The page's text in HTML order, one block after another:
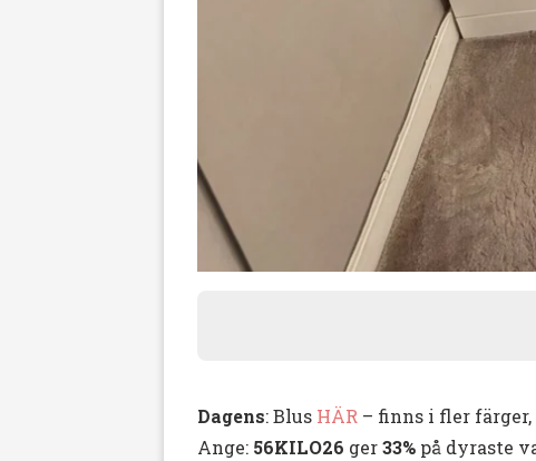
Dagens: Blus HÄR – finns i fler färger,
Ange: 56KILO26 ger33% på dyraste